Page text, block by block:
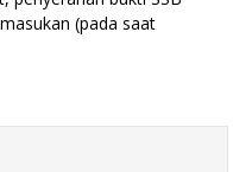
(pada saat